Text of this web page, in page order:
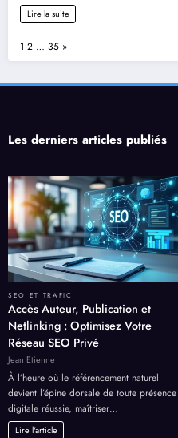
Lire la suite
Page:
1 2 … 35 Next
»
Les derniers articles publiés
SEO ET TRAFIC
Accès Auteur, Publication et
Netlinking : Optimisez Votre
Réseau SEO Privé
Jean Etienne
À l’heure où le référencement naturel
devient l’épine dorsale de toute présence
digitale réussie, maîtriser…
Lire l'article